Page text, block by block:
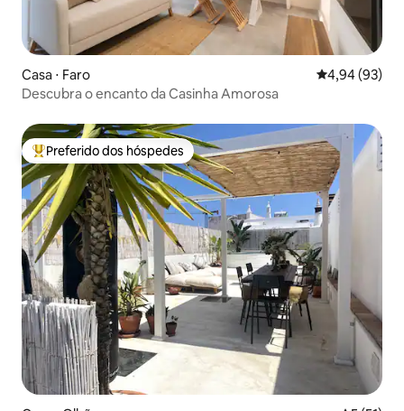
Casa ⋅ Faro 4,94 de uma
4,94 (93)
Descubra o encanto da Casinha Amorosa
Entre os melhores preferidos dos hóspedes
Preferido dos hóspedes